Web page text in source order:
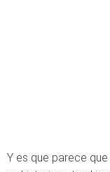
Y es que parece